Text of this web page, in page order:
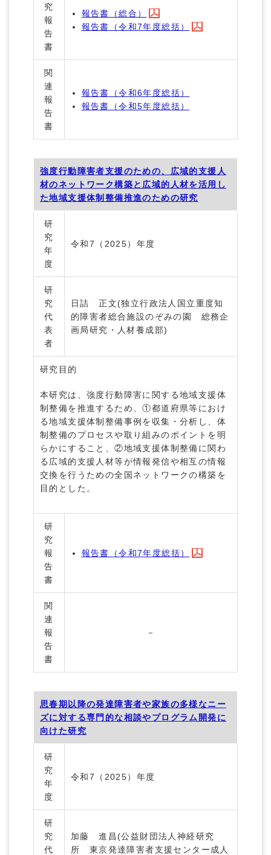
究
報
告
書
報告書（総合）
報告書（令和7年度総括）
関
連
報
告
書
報告書（令和6年度総括）
報告書（令和5年度総括）
強度行動障害者支援のための、広域的支援人
材のネットワーク構築と広域的人材を活用し
た地域支援体制整備推進のための研究
研
究
年
度
令和7（2025）年度
研
究
代
表
者
日詰 正文(独立行政法人国立重度知
的障害者総合施設のぞみの園 総務企
画局研究・人材養成部)
研究目的
本研究は、強度行動障害に関する地域支援体
制整備を推進するため、①都道府県等におけ
る地域支援体制整備事例を収集・分析し、体
制整備のプロセスや取り組みのポイントを明
らかにすること、②地域支援体制整備に関わ
る広域的支援人材等が情報発信や相互の情報
交換を行うための全国ネットワークの構築を
目的とした。
研
究
報
告
書
報告書（令和7年度総括）
関
連
報
告
書
－
思春期以降の発達障害者や家族の多様なニー
ズに対する専門的な相談やプログラム開発に
向けた研究
研
究
年
度
令和7（2025）年度
研
究
代
加藤 進昌(公益財団法人神経研究
所 東京発達障害者支援センター成人